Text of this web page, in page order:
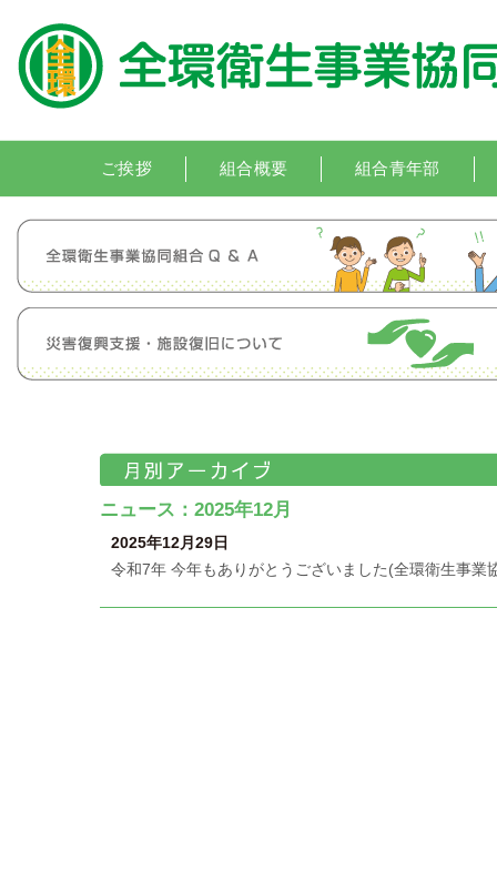
ご挨拶 組合概要 組合青年部
ニュース：2025年12月
2025年12月29日
令和7年 今年もありがとうございました(全環衛生事業